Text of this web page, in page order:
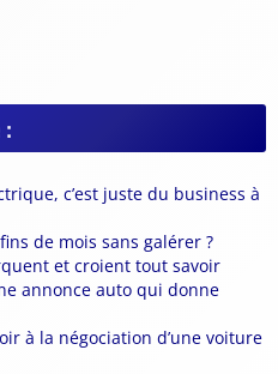
:
c’est juste du business à
de mois sans galérer ?
et croient tout savoir
annonce auto qui donne
à la négociation d’une voiture